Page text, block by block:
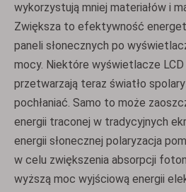
wykorzystują mniej materiałów i
Zwiększa to efektywność
paneli słonecznych po
mocy. Niektóre wyświetlacze LCD
przetwarzają teraz światło
pochłaniać. Samo to może
energii traconej w tradycyjnych
energii słonecznej polaryzacja
w celu zwiększenia absorpcji
wyższą moc wyjściową energii